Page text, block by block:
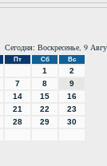
Сегодня: Воскресенье, 9
Пт Сб Вс
1
2
7 8
9
14 15
16
21 22
23
28 29
30